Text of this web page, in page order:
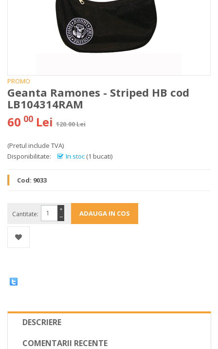
PROMO
Geanta Ramones - Striped HB cod
LB104314RAM
60 00 Lei 120.00 Lei
(Pretul include TVA)
Disponibilitate:
In stoc (1 bucati)
Cod: 9033
Cantitate: −
+
DESCRIERE
COMENTARII RECENTE